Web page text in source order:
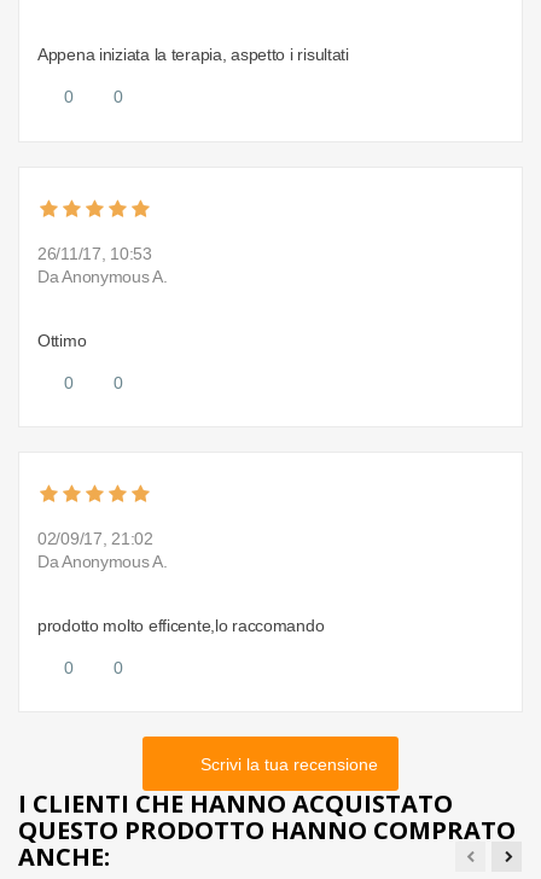
Appena iniziata la terapia, aspetto i risultati
0 0
26/11/17, 10:53
Da Anonymous A.
Ottimo
0 0
02/09/17, 21:02
Da Anonymous A.
prodotto molto efficente,lo raccomando
0 0
Scrivi la tua recensione
I CLIENTI CHE HANNO ACQUISTATO
QUESTO PRODOTTO HANNO COMPRATO
ANCHE: